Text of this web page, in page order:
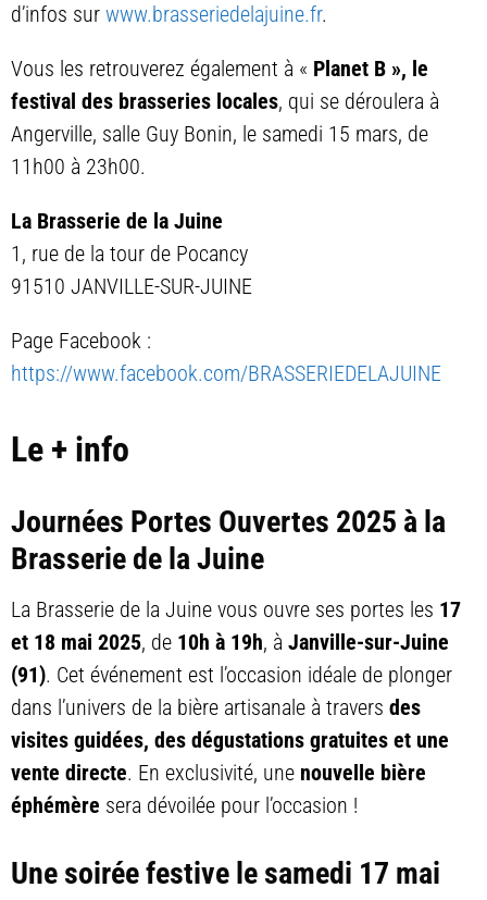
d’infos sur www.brasseriedelajuine.fr.
Vous les retrouverez également à « Planet B », le
festival des brasseries locales, qui se déroulera à
Angerville, salle Guy Bonin, le samedi 15 mars, de
11h00 à 23h00.
La Brasserie de la Juine
1, rue de la tour de Pocancy
91510 JANVILLE-SUR-JUINE
Page Facebook :
https://www.facebook.com/BRASSERIEDELAJUINE
Le + info
Journées Portes Ouvertes 2025 à la
Brasserie de la Juine
La Brasserie de la Juine vous ouvre ses portes les 17
et 18 mai 2025, de 10h à 19h, à Janville-sur-Juine
(91). Cet événement est l’occasion idéale de plonger
dans l’univers de la bière artisanale à travers des
visites guidées, des dégustations gratuites et une
vente directe. En exclusivité, une nouvelle bière
éphémère sera dévoilée pour l’occasion !
Une soirée festive le samedi 17 mai